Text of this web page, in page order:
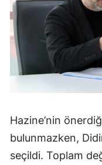
Hazine’nin
bulunmazken,
seçildi. Toplam